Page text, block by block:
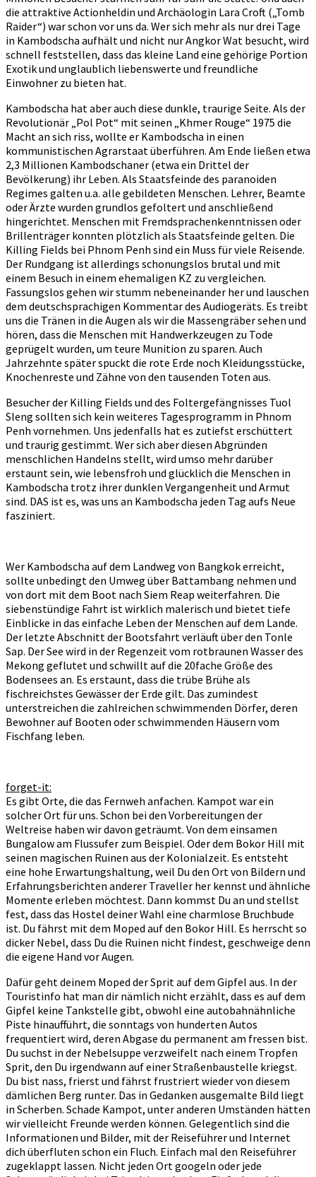
die attraktive Actionheldin und Archäologin Lara Croft („Tomb
Raider“) war schon vor uns da. Wer sich mehr als nur drei Tage
in Kambodscha aufhält und nicht nur Angkor Wat besucht, wird
schnell feststellen, dass das kleine Land eine gehörige Portion
Exotik und unglaublich liebenswerte und freundliche
Einwohner zu bieten hat.
Kambodscha hat aber auch diese dunkle, traurige Seite. Als der
Revolutionär „Pol Pot“ mit seinen „Khmer Rouge“ 1975 die
Macht an sich riss, wollte er Kambodscha in einen
kommunistischen Agrarstaat überführen. Am Ende ließen etwa
2,3 Millionen Kambodschaner (etwa ein Drittel der
Bevölkerung) ihr Leben. Als Staatsfeinde des paranoiden
Regimes galten u.a. alle gebildeten Menschen. Lehrer, Beamte
oder Ärzte wurden grundlos gefoltert und anschließend
hingerichtet. Menschen mit Fremdsprachenkenntnissen oder
Brillenträger konnten plötzlich als Staatsfeinde gelten. Die
Killing Fields bei Phnom Penh sind ein Muss für viele Reisende.
Der Rundgang ist allerdings schonungslos brutal und mit
einem Besuch in einem ehemaligen KZ zu vergleichen.
Fassungslos gehen wir stumm nebeneinander her und lauschen
dem deutschsprachigen Kommentar des Audiogeräts. Es treibt
uns die Tränen in die Augen als wir die Massengräber sehen und
hören, dass die Menschen mit Handwerkzeugen zu Tode
geprügelt wurden, um teure Munition zu sparen. Auch
Jahrzehnte später spuckt die rote Erde noch Kleidungsstücke,
Knochenreste und Zähne von den tausenden Toten aus.
Besucher der Killing Fields und des Foltergefängnisses Tuol
Sleng sollten sich kein weiteres Tagesprogramm in Phnom
Penh vornehmen. Uns jedenfalls hat es zutiefst erschüttert
und traurig gestimmt. Wer sich aber diesen Abgründen
menschlichen Handelns stellt, wird umso mehr darüber
erstaunt sein, wie lebensfroh und glücklich die Menschen in
Kambodscha trotz ihrer dunklen Vergangenheit und Armut
sind. DAS ist es, was uns an Kambodscha jeden Tag aufs Neue
fasziniert.
Wer Kambodscha auf dem Landweg von Bangkok erreicht,
sollte unbedingt den Umweg über Battambang nehmen und
von dort mit dem Boot nach Siem Reap weiterfahren. Die
siebenstündige Fahrt ist wirklich malerisch und bietet tiefe
Einblicke in das einfache Leben der Menschen auf dem Lande.
Der letzte Abschnitt der Bootsfahrt verläuft über den Tonle
Sap. Der See wird in der Regenzeit vom rotbraunen Wasser des
Mekong geflutet und schwillt auf die 20fache Größe des
Bodensees an. Es erstaunt, dass die trübe Brühe als
fischreichstes Gewässer der Erde gilt. Das zumindest
unterstreichen die zahlreichen schwimmenden Dörfer, deren
Bewohner auf Booten oder schwimmenden Häusern vom
Fischfang leben.
forget-it:
Es gibt Orte, die das Fernweh anfachen. Kampot war ein
solcher Ort für uns. Schon bei den Vorbereitungen der
Weltreise haben wir davon geträumt. Von dem einsamen
Bungalow am Flussufer zum Beispiel. Oder dem Bokor Hill mit
seinen magischen Ruinen aus der Kolonialzeit. Es entsteht
eine hohe Erwartungshaltung, weil Du den Ort von Bildern und
Erfahrungsberichten anderer Traveller her kennst und ähnliche
Momente erleben möchtest. Dann kommst Du an und stellst
fest, dass das Hostel deiner Wahl eine charmlose Bruchbude
ist. Du fährst mit dem Moped auf den Bokor Hill. Es herrscht so
dicker Nebel, dass Du die Ruinen nicht findest, geschweige denn
die eigene Hand vor Augen.
Dafür geht deinem Moped der Sprit auf dem Gipfel aus. In der
Touristinfo hat man dir nämlich nicht erzählt, dass es auf dem
Gipfel keine Tankstelle gibt, obwohl eine autobahnähnliche
Piste hinaufführt, die sonntags von hunderten Autos
frequentiert wird, deren Abgase du permanent am fressen bist.
Du suchst in der Nebelsuppe verzweifelt nach einem Tropfen
Sprit, den Du irgendwann auf einer Straßenbaustelle kriegst.
Du bist nass, frierst und fährst frustriert wieder von diesem
dämlichen Berg runter. Das in Gedanken ausgemalte Bild liegt
in Scherben. Schade Kampot, unter anderen Umständen hätten
wir vielleicht Freunde werden können. Gelegentlich sind die
Informationen und Bilder, mit der Reiseführer und Internet
dich überfluten schon ein Fluch. Einfach mal den Reiseführer
zugeklappt lassen. Nicht jeden Ort googeln oder jede